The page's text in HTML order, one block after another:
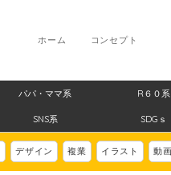
コンセプト
ホーム
パパ・ママ系 R６０系
SNS系 SDGｓ
デザイン 複業 イラスト 動画